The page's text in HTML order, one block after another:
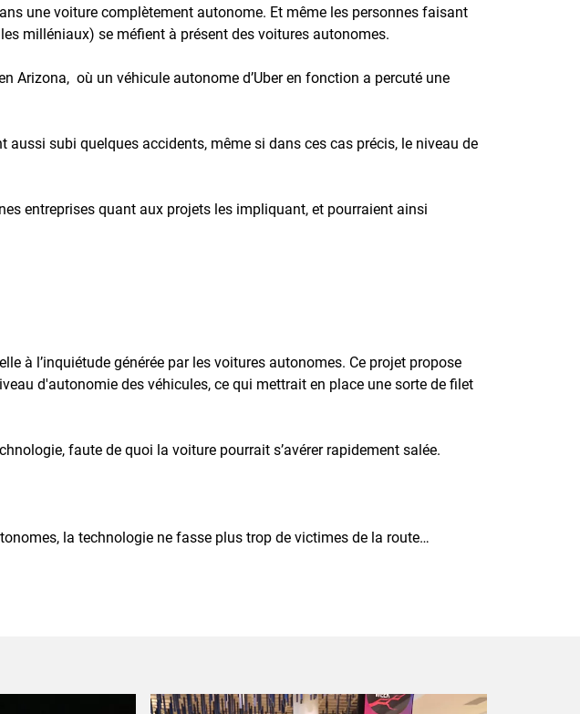
une voiture complètement autonome. Et même les personnes faisant
milléniaux) se méfient à présent des voitures autonomes.
Arizona, où un véhicule autonome d’Uber en fonction a percuté une
subi quelques accidents, même si dans ces cas précis, le niveau de
entreprises quant aux projets les impliquant, et pourraient ainsi
à l’inquiétude générée par les voitures autonomes. Ce projet propose
d'autonomie des véhicules, ce qui mettrait en place une sorte de filet
faute de quoi la voiture pourrait s’avérer rapidement salée.
la technologie ne fasse plus trop de victimes de la route…